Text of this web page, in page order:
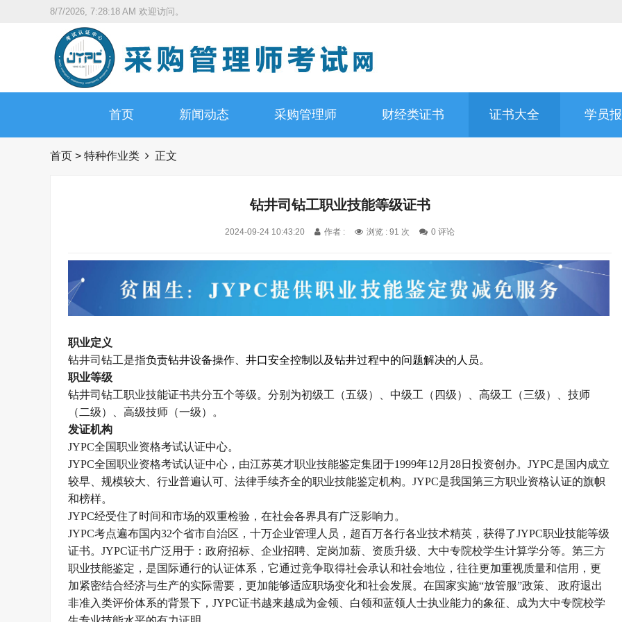
8/7/2026, 7:28:19 AM 欢迎访问。
首页 新闻动态 采购管理师 财经类证书 证书大全 学员
首页 > 特种作业类 正文
钻井司钻工职业技能等级证书
2024-09-24 10:43:20 作者 : 浏览 : 91 次 0 评论
职业定义
钻井司钻工是指负责钻井设备操作、井口安全控制以及钻井过程中的问题解决的人员。
职业等级
钻井司钻工职业技能证书共分五个等级。 分别为初级工（五级）、中级工（四级）、高级工（三级）、技师
（二级）、高级技师（一级）。
发证机构
JYPC全国职业资格考试认证中心。
JYPC全国职业资格考试认证中心，由江苏英才职业技能鉴定集团于1999年12 月 28日投资创办。 JYPC是国内成立
较早、规模较大、行业普遍认可、法律手续齐全的职业技能鉴定机构。 JYPC是我国第三方职业资格认证的旗帜
和榜样。
JYPC经受住了时间和市场的双重检验，在社会各界具有广泛影响力。
JYPC考点遍布国内32个省市自治区，十万企业管理人员，超百万各行各业技术精英，获得了JYPC职业技能等级
证书。 JYPC证书广泛用于：政府招标、企业招聘、定岗加薪、资质升级、大中专院校学生计算学分等。第三方
职业技能鉴定，是国际通行的认证体系，它通过竞争取得社会承认和社会地位，往往更加重视质量和信用，更
加紧密结合经济与生产的实际需要，更加能够适应职场变化和社会发展。在国家实施“放管服”政策、 政府退出
非准入类评价体系的背景下， JYPC证书越来越成为金领、白领和蓝领人士执业能力的象征、成为大中专院校学